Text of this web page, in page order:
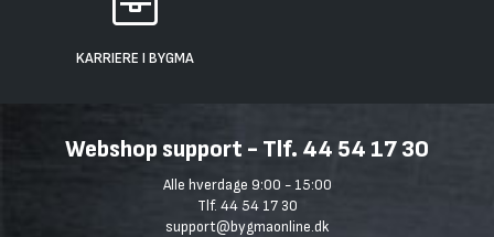
KARRIERE I BYGMA
Webshop support - Tlf. 44 54 17 30
Alle hverdage 9:00 - 15:00
Tlf. 44 54 17 30
support@bygmaonline.dk